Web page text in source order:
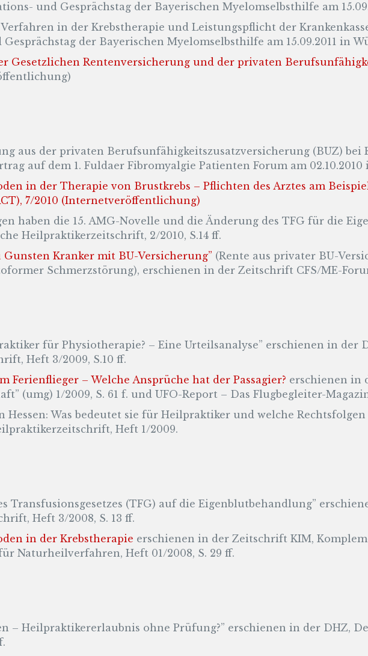
und Gesprächstag der Bayerischen Myelomselbsthilfe am
in der Krebstherapie und Leistungspflicht der
der Bayerischen Myelomselbsthilfe am 15.09.2011 in
Gesetzlichen Rentenversicherung und der privaten
aus der privaten Berufsunfähigkeitszusatzversicherung (BUZ)
auf dem 1. Fuldaer Fibromyalgie Patienten Forum am
in der Therapie von Brustkrebs – Pflichten des Arztes am
7/2010 (Internetveröffentlichung)
haben die 15. AMG-Novelle und die Änderung des TFG für die
Heilpraktikerzeitschrift, 2/2010, S.14 ff.
Kranker mit BU-Versicherung” (Rente aus privater BU-
Schmerzstörung), erschienen in der Zeitschrift CFS/ME-
für Physiotherapie? – Eine Urteilsanalyse” erschienen in der
Heft 3/2009, S.10 ff.
Ferienflieger – Welche Ansprüche hat der Passagier? erschienen in
(umg) 1/2009, S. 61 f. und UFO-Report – Das Flugbegleiter-
Hessen: Was bedeutet sie für Heilpraktiker und welche
Heft 1/2009.
Transfusionsgesetzes (TFG) auf die Eigenblutbehandlung”
Heft 3/2008, S. 13 ff.
in der Krebstherapie erschienen in der Zeitschrift KIM,
Naturheilverfahren, Heft 01/2008, S. 29 ff.
– Heilpraktikererlaubnis ohne Prüfung?” erschienen in der DHZ,